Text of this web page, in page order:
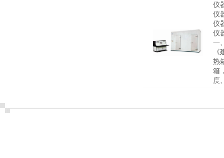
仪
仪
仪
仪
一
热
箱
度